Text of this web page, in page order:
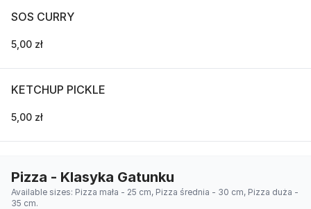
SOS CURRY
5,00 zł
KETCHUP PICKLE
5,00 zł
Pizza - Klasyka Gatunku
Available sizes: Pizza mała - 25 cm, Pizza średnia - 30 cm, Pizza duża -
35 cm.